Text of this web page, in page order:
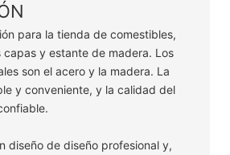
para la tienda de comestibles,
y estante de madera. Los
son el acero y la madera. La
y conveniente, y la calidad del
diseño de diseño profesional y,